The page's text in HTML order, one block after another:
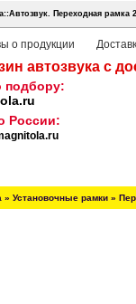
Переходная рамка
о продукции
автозвука с
подбору:
России:
» Установочные рамки »